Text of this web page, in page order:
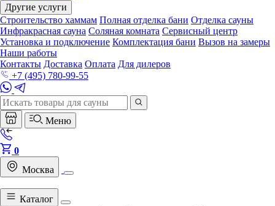
Другие услуги
Строительство хаммам Полная отделка бани Отделка сауны
Инфракрасная сауна Соляная комната Сервисный центр
Установка и подключение Комплектация бани Вызов на замеры
Наши работы
Контакты Доставка Оплата Для дилеров
+7 (495) 780-99-55
Меню
0
Москва
Каталог